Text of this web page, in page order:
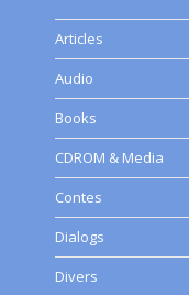
Articles
Audio
Books
CDROM & Media
Contes
Dialogs
Divers